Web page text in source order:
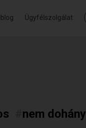
Ügyfélszolgálat
nem